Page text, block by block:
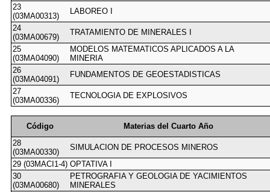
23
(03MA00313)
LABOREO I
24
(03MA00679)
TRATAMIENTO DE MINERALES I
25
(03MA04090)
MODELOS MATEMATICOS APLICADOS A LA
MINERIA
26
(03MA04091)
FUNDAMENTOS DE GEOESTADISTICAS
27
(03MA00336)
TECNOLOGIA DE EXPLOSIVOS
Código
Materias del Cuarto Año
28
(03MA00330)
SIMULACION DE PROCESOS MINEROS
29 (03MACI1-4) OPTATIVA I
30
(03MA00680)
PETROGRAFIA Y GEOLOGIA DE YACIMIENTOS
MINERALES